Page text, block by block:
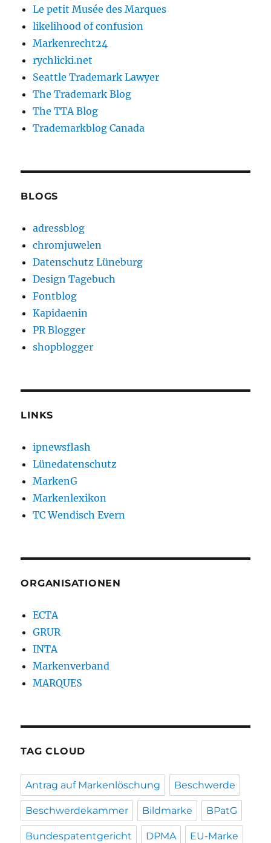
Le petit Musée des Marques
likelihood of confusion
Markenrecht24
rychlicki.net
Seattle Trademark Lawyer
The Trademark Blog
The TTA Blog
Trademarkblog Canada
BLOGS
adressblog
chromjuwelen
Datenschutz Lüneburg
Design Tagebuch
Fontblog
Kapidaenin
PR Blogger
shopblogger
LINKS
ipnewsflash
Lünedatenschutz
MarkenG
Markenlexikon
TC Wendisch Evern
ORGANISATIONEN
ECTA
GRUR
INTA
Markenverband
MARQUES
TAG CLOUD
Antrag auf Markenlöschung Beschwerde
Beschwerdekammer Bildmarke BPatG
Bundespatentgericht DPMA EU-Marke